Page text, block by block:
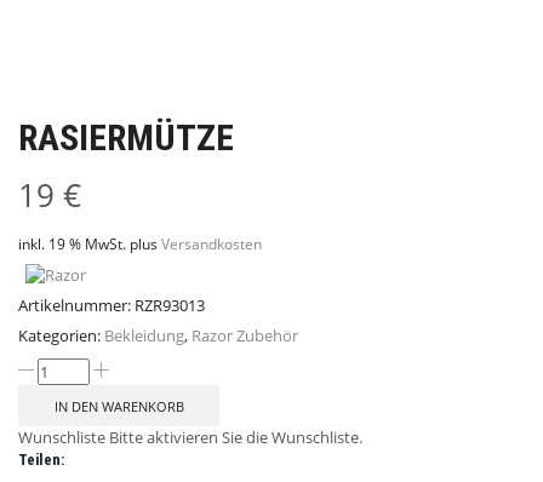
RASIERMÜTZE
19 €
inkl. 19 % MwSt. plusVersandkosten
Artikelnummer: RZR93013
Kategorien: Bekleidung, Razor Zubehör
IN DEN WARENKORB
Wunschliste Bitte aktivieren Sie die Wunschliste.
Teilen: